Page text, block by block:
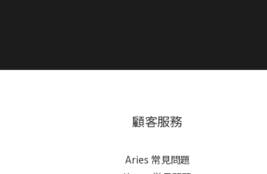
顧客服務
Aries 常見問題